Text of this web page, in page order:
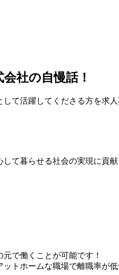
社の自慢話！
て活躍してくださる方を求人
て暮らせる社会の実現に貢献
で働くことが可能です！
トホームな職場で離職率が